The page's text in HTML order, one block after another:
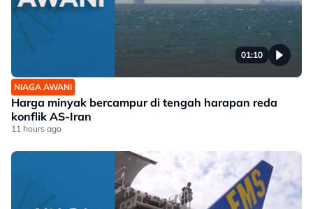
01:10
NIAGA AWANI
Harga minyak bercampur di tengah harapan reda
konflik AS-Iran
11 hours ago